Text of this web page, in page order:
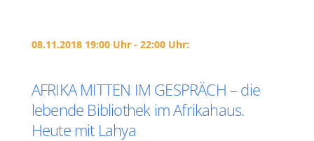
08.11.2018 19:00 Uhr - 22:00 Uhr:
AFRIKA MITTEN IM GESPRÄCH – die
lebende Bibliothek im Afrikahaus.
Heute mit Lahya